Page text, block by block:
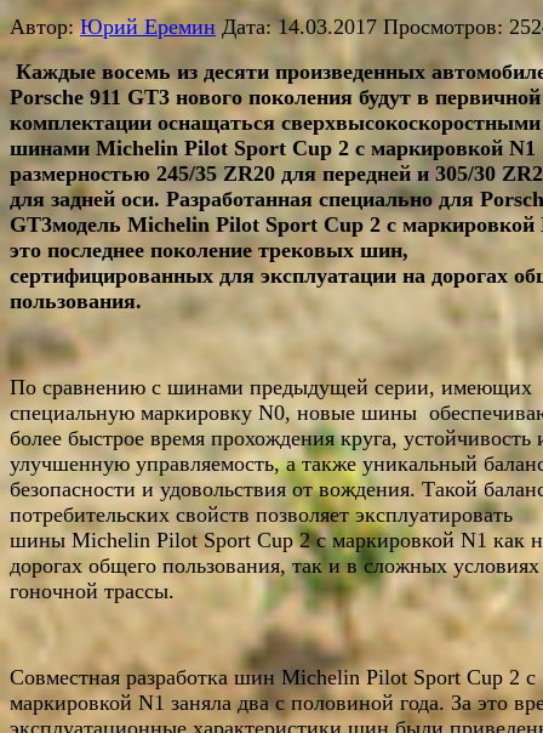
Автор:Юрий Еремин Дата: 14.03.2017 Просмотров:
Каждые восемь из десяти произведенных
Porsche 911 GT3 нового поколения будут в первичной
комплектации оснащаться сверхвысокоскоростными
шинами Michelin Pilot Sport Cup 2 с маркировкой N1
размерностью 245/35 ZR20 для передней и 305/30
для задней оси. Разработанная специально для
GT3модель Michelin Pilot Sport Cup 2 с маркировкой
это последнее поколение трековых шин,
сертифицированных для эксплуатации на дорогах
пользования.
По сравнению с шинами предыдущей серии, имеющих
специальную маркировку N0, новые шины
более быстрое время прохождения круга, устойчивость
улучшенную управляемость, а также уникальный
безопасности и удовольствия от вождения. Такой
потребительских свойств позволяет эксплуатировать
шины Michelin Pilot Sport Cup 2 с маркировкой N1 как
дорогах общего пользования, так и в сложных условиях
гоночной трассы.
Совместная разработка шин Michelin Pilot Sport Cup 2 с
маркировкой N1 заняла два с половиной года. За это
эксплуатационные характеристики шин были